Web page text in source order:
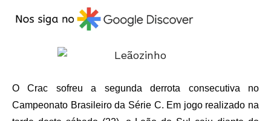
O Crac sofreu a segunda derrota consecutiva no
Campeonato Brasileiro da Série C. Em jogo realizado na